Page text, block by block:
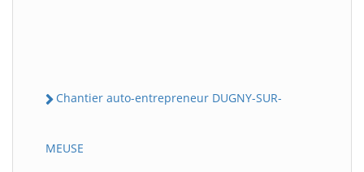
Chantier auto-entrepreneur DUGNY-SUR-
MEUSE